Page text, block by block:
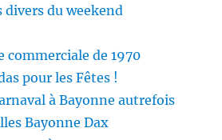
divers du weekend
commerciale de 1970
pour les Fêtes !
à Bayonne autrefois
Bayonne Dax